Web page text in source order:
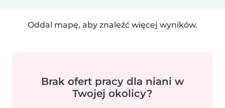
Oddal mapę, aby znaleźć więcej wyników.
Brak ofert pracy dla niani w
Twojej okolicy?